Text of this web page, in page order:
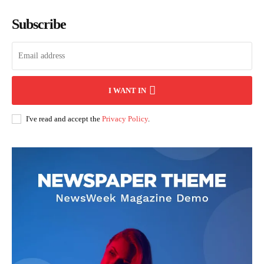
Subscribe
I WANT IN
I've read and accept the Privacy Policy.